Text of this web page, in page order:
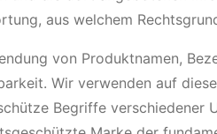
aus welchem
von Produktnamen,
Wir verwenden auf
Begriffe verschiedener